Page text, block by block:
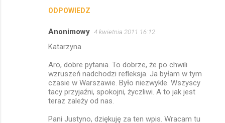
ODPOWIEDZ
Anonimowy 4 kwietnia 2011 16:12
Katarzyna
Aro, dobre pytania. To dobrze, że po chwili
wzruszeń nadchodzi refleksja. Ja byłam w tym
czasie w Warszawie. Było niezwykle. Wszyscy
tacy przyjaźni, spokojni, życzliwi. A to jak jest
teraz zależy od nas.
Pani Justyno, dziękuję za ten wpis. Wracam tu